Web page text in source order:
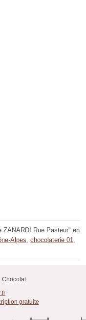
ZANARDI Rue Pasteur" en
Alpes chocolaterie 01
Chocolat
gratuite